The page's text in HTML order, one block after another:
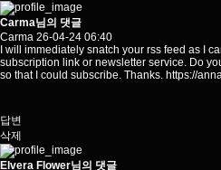
Carma님의 댓글
Carma 26-04-24 06:40
I will immediately snatch your rss feed as I
subscription link or newsletter service. Do
so that I could subscribe. Thanks. https://
답변
삭제
Elvera Flower님의 댓글